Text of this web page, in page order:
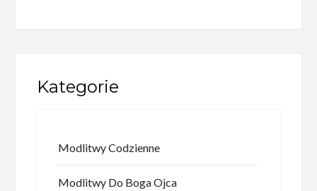
Kategorie
Modlitwy Codzienne
Modlitwy Do Boga Ojca